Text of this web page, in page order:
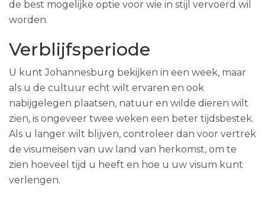
de best mogelijke optie voor wie in stijl vervoerd wil
worden.
Verblijfsperiode
U kunt Johannesburg bekijken in een week, maar
als u de cultuur echt wilt ervaren en ook
nabijgelegen plaatsen, natuur en wilde dieren wilt
zien, is ongeveer twee weken een beter tijdsbestek.
Als u langer wilt blijven, controleer dan voor vertrek
de visumeisen van uw land van herkomst, om te
zien hoeveel tijd u heeft en hoe u uw visum kunt
verlengen.